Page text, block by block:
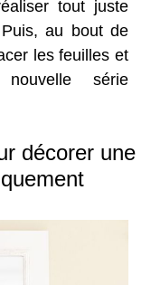
tout juste
au bout de
les feuilles et
série
décorer une